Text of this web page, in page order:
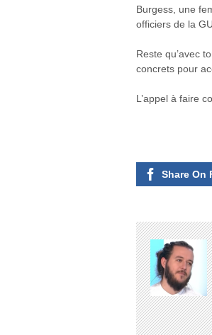
Burgess, une
officiers de la
Reste qu’avec
concrets pour
L’appel à faire
Share On